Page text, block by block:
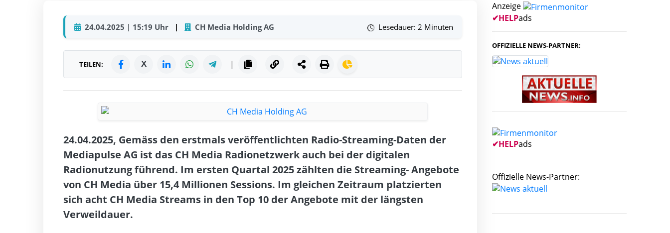
24.04.2025 | 15:19 Uhr | CH Media Holding AG Lesedauer: 2 Minuten
TEILEN: X |
24.04.2025, Gemäss den erstmals veröffentlichten Radio-Streaming-Daten der
Mediapulse AG ist das CH Media Radionetzwerk auch bei der digitalen
Radionutzung führend. Im ersten Quartal 2025 zählten die Streaming- Angebote
von CH Media über 15,4 Millionen Sessions. Im gleichen Zeitraum platzierten
sich acht CH Media Streams in den Top 10 der Angebote mit der längsten
Verweildauer.
Anzeige
✔HELPads
OFFIZIELLE NEWS-PARTNER:
✔HELPads
Offizielle News-Partner: